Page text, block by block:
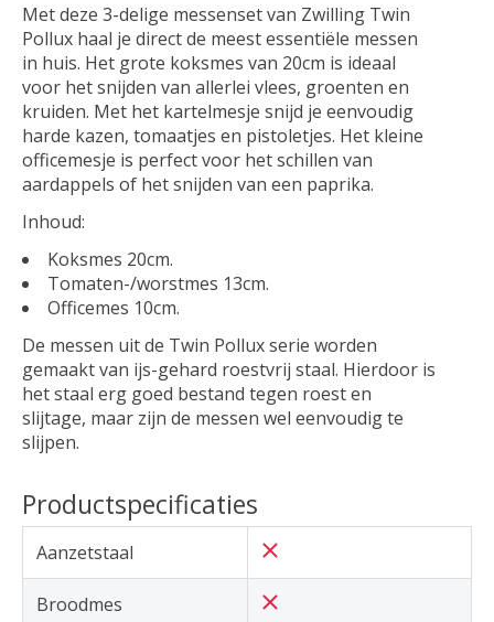
Met deze 3-delige messenset van Zwilling Twin
Pollux haal je direct de meest essentiële messen
in huis. Het grote koksmes van 20cm is ideaal
voor het snijden van allerlei vlees, groenten en
kruiden. Met het kartelmesje snijd je eenvoudig
harde kazen, tomaatjes en pistoletjes. Het kleine
officemesje is perfect voor het schillen van
aardappels of het snijden van een paprika.
Inhoud:
Koksmes 20cm.
Tomaten-/worstmes 13cm.
Officemes 10cm.
De messen uit de Twin Pollux serie worden
gemaakt van ijs-gehard roestvrij staal. Hierdoor is
het staal erg goed bestand tegen roest en
slijtage, maar zijn de messen wel eenvoudig te
slijpen.
Productspecificaties
Aanzetstaal
Broodmes